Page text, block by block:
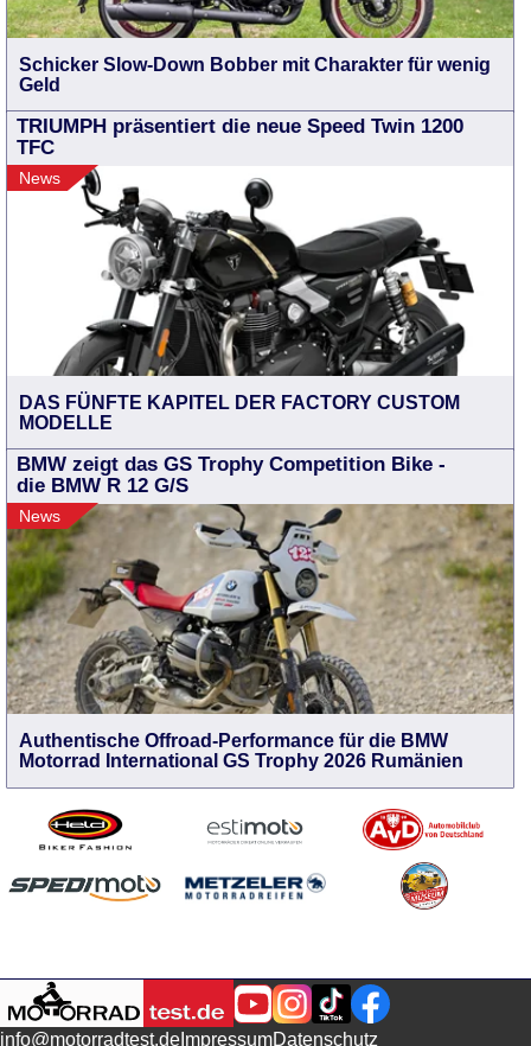
Schicker Slow-Down Bobber mit Charakter für wenig
Geld
TRIUMPH präsentiert die neue Speed Twin 1200
TFC
News
DAS FÜNFTE KAPITEL DER FACTORY CUSTOM
MODELLE
BMW zeigt das GS Trophy Competition Bike -
die BMW R 12 G/S
News
Authentische Offroad-Performance für die BMW
Motorrad International GS Trophy 2026 Rumänien
info@motorradtest.de ImpressumDatenschutz